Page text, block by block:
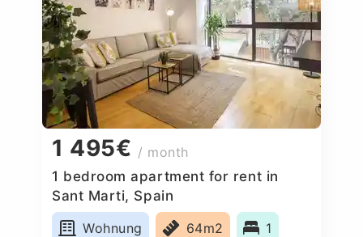
1 495€ / month
1 bedroom apartment for rent in
Sant Marti, Spain
Wohnung
64m2 1